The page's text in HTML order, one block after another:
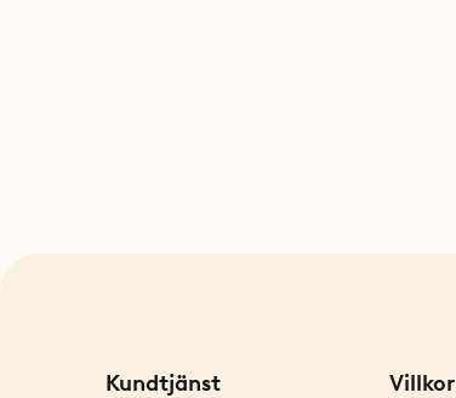
Kundtjänst Villkor